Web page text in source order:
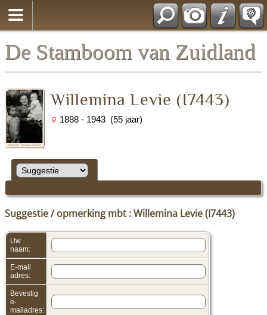
De Stamboom van Zuidland
Willemina Levie (I7443)
1888 - 1943 (55 jaar)
Suggestie / opmerking mbt : Willemina Levie (I7443)
Uw
naam:
E-mail
adres:
Bevestig
e-
mailadres: